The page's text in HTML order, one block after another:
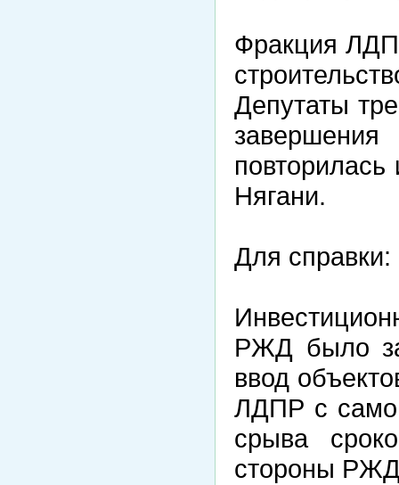
Фракция
Депутаты
Нягани.
Для справки:
РЖД было
ввод
ЛДПР с
срыва
стороны